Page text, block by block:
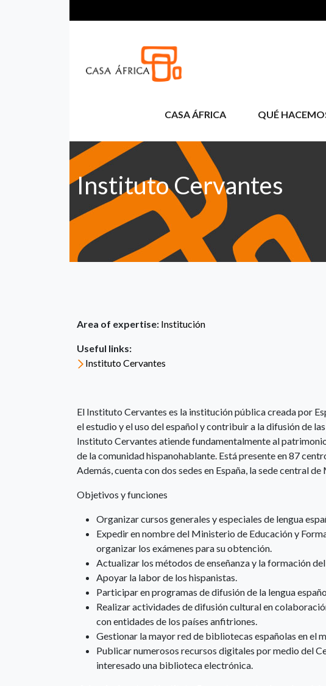
CASA ÁFRICA QUÉ
Instituto Cervantes
Area of expertise: Institución
Useful links:
Instituto Cervantes
El Instituto Cervantes es la institución pública creada por
el estudio y el uso del español y contribuir a la difusión de
Instituto Cervantes atiende fundamentalmente al
de la comunidad hispanohablante. Está presente en 87
Además, cuenta con dos sedes en España, la sede central
Objetivos y funciones
Organizar cursos generales y especiales de lengua
Expedir en nombre del Ministerio de Educación y
organizar los exámenes para su obtención.
Actualizar los métodos de enseñanza y la formación
Apoyar la labor de los hispanistas.
Participar en programas de difusión de la lengua
Realizar actividades de difusión cultural en
con entidades de los países anfitriones.
Gestionar la mayor red de bibliotecas españolas en el
Publicar numerosos recursos digitales por medio del
interesado una biblioteca electrónica.